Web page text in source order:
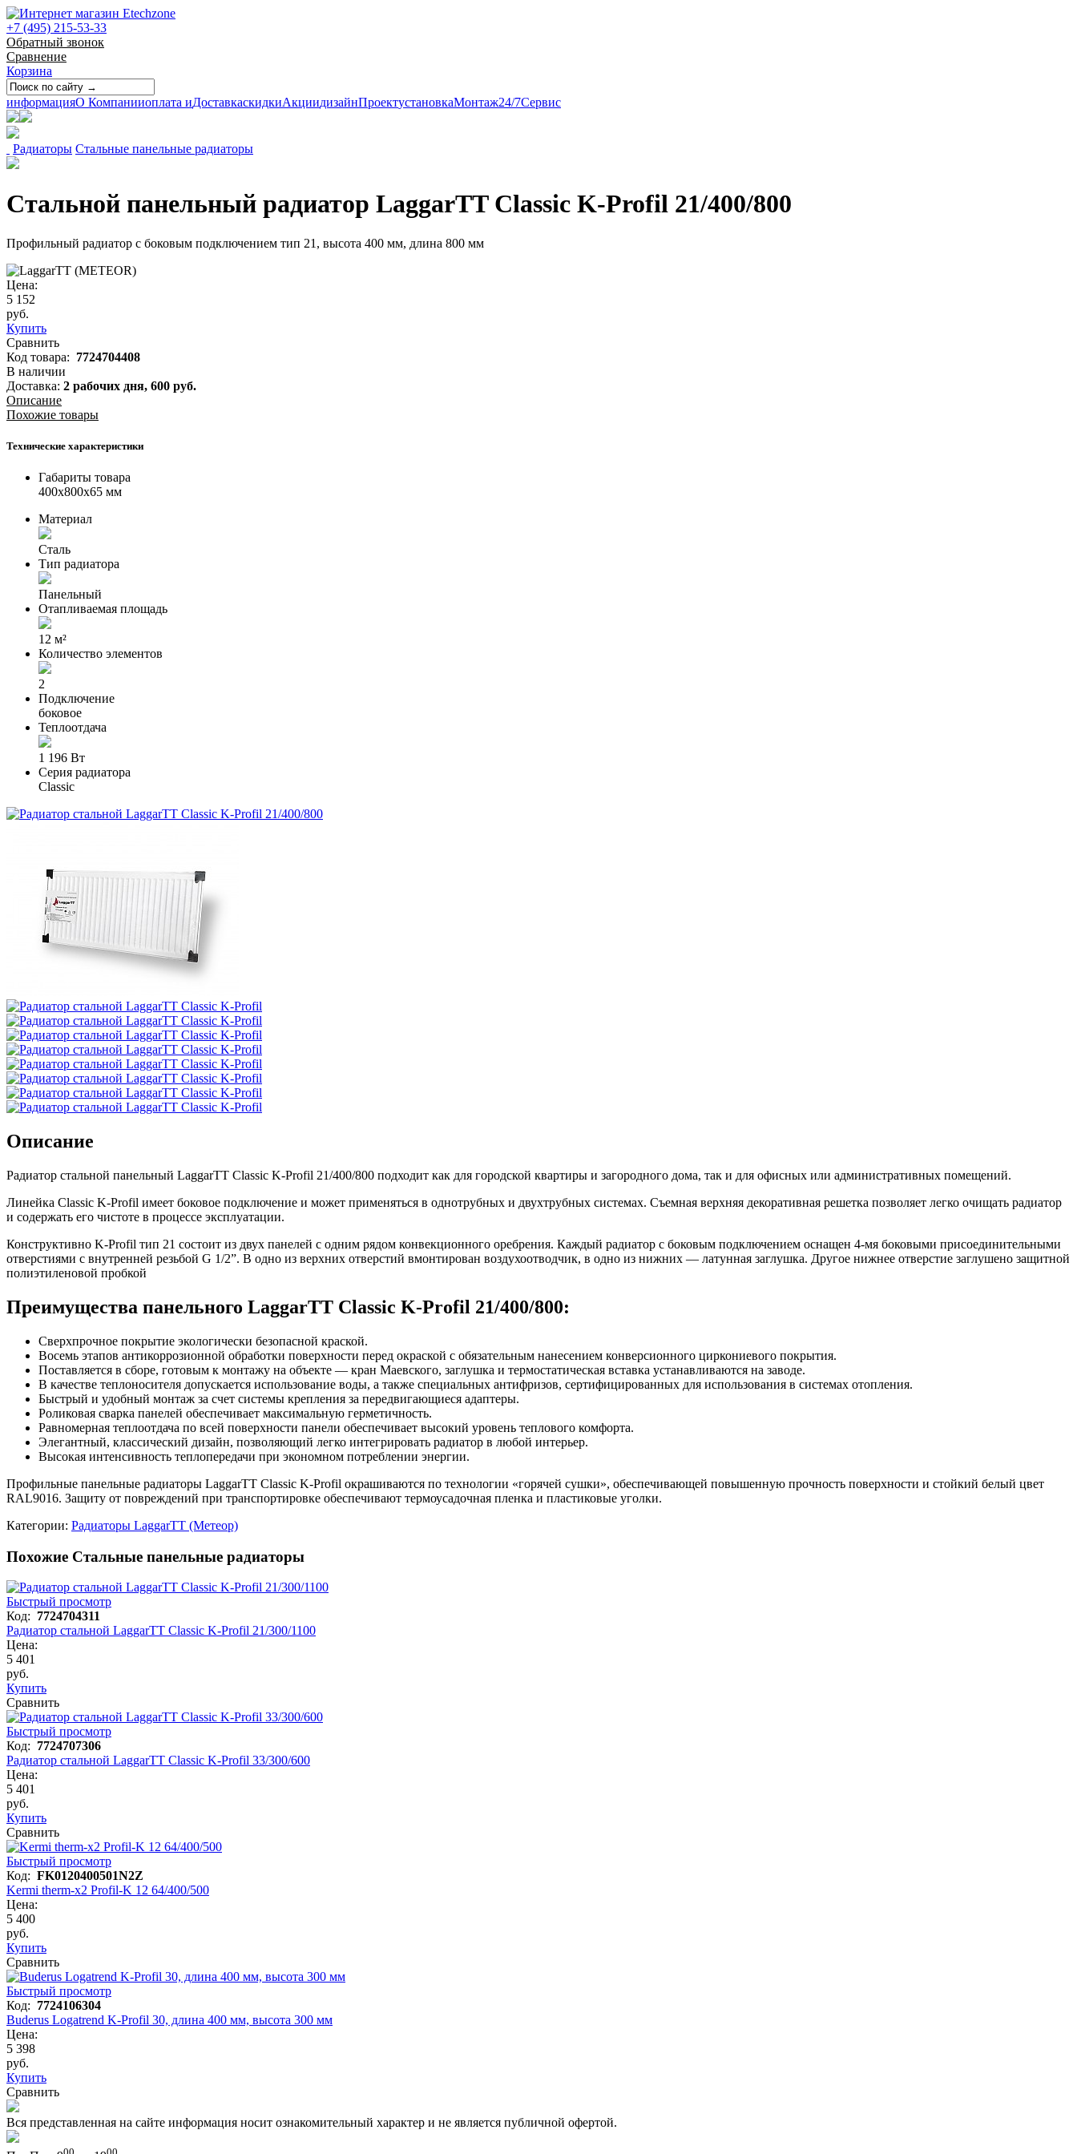
+7 (495) 215-53-33
Обратный звонок
Сравнение
Корзина
информацияО Компанииоплата иДоставкаскидкиАкциидизайнПроектустановкаМонтаж24/7Сервис
Радиаторы Стальные панельные радиаторы
Стальной панельный радиатор LaggarTT Classic K-Profil 21/400/800
Профильный радиатор с боковым подключением тип 21, высота 400 мм, длина 800 мм
Цена:
5 152
руб.
Купить
Сравнить
Код товара: 7724704408
В наличии
Доставка: 2 рабочих дня, 600 руб.
Описание
Похожие товары
Технические характеристики
Габариты товара
400x800x65 мм
Материал
Сталь
Тип радиатора
Панельный
Отапливаемая площадь
12 м²
Количество элементов
2
Подключение
боковое
Теплоотдача
1 196 Вт
Серия радиатора
Classic
Описание
Радиатор стальной панельный LaggarTT Classic K-Profil 21/400/800 подходит как для городской квартиры и загородного дома, так и для офисных или административных помещений.
Линейка Classic K-Profil имеет боковое подключение и может применяться в однотрубных и двухтрубных системах. Съемная верхняя декоративная решетка позволяет легко очищать радиатор
и содержать его чистоте в процессе эксплуатации.
Конструктивно K-Profil тип 21 состоит из двух панелей с одним рядом конвекционного оребрения. Каждый радиатор с боковым подключением оснащен 4-мя боковыми присоединительными
отверстиями с внутренней резьбой G 1/2”. В одно из верхних отверстий вмонтирован воздухоотводчик, в одно из нижних — латунная заглушка. Другое нижнее отверстие заглушено защитной
полиэтиленовой пробкой
Преимущества панельного LaggarTT Classic K-Profil 21/400/800:
Сверхпрочное покрытие экологически безопасной краской.
Восемь этапов антикоррозионной обработки поверхности перед окраской с обязательным нанесением конверсионного циркониевого покрытия.
Поставляется в сборе, готовым к монтажу на объекте — кран Маевского, заглушка и термостатическая вставка устанавливаются на заводе.
В качестве теплоносителя допускается использование воды, а также специальных антифризов, сертифицированных для использования в системах отопления.
Быстрый и удобный монтаж за счет системы крепления за передвигающиеся адаптеры.
Роликовая сварка панелей обеспечивает максимальную герметичность.
Равномерная теплоотдача по всей поверхности панели обеспечивает высокий уровень теплового комфорта.
Элегантный, классический дизайн, позволяющий легко интегрировать радиатор в любой интерьер.
Высокая интенсивность теплопередачи при экономном потреблении энергии.
Профильные панельные радиаторы LaggarTT Classic K-Profil окрашиваются по технологии «горячей сушки», обеспечивающей повышенную прочность поверхности и стойкий белый цвет
RAL9016. Защиту от повреждений при транспортировке обеспечивают термоусадочная пленка и пластиковые уголки.
Категории: Радиаторы LaggarTT (Метеор)
Похожие Стальные панельные радиаторы
Быстрый просмотр
Код: 7724704311
Радиатор стальной LaggarTT Classic K-Profil 21/300/1100
Цена:
5 401
руб.
Купить
Сравнить
Быстрый просмотр
Код: 7724707306
Радиатор стальной LaggarTT Classic K-Profil 33/300/600
Цена:
5 401
руб.
Купить
Сравнить
Быстрый просмотр
Код: FK0120400501N2Z
Kermi therm-x2 Profil-K 12 64/400/500
Цена:
5 400
руб.
Купить
Сравнить
Быстрый просмотр
Код: 7724106304
Buderus Logatrend K-Profil 30, длина 400 мм, высота 300 мм
Цена:
5 398
руб.
Купить
Сравнить
Вся представленная на сайте информация носит ознакомительный характер и не является публичной офертой.